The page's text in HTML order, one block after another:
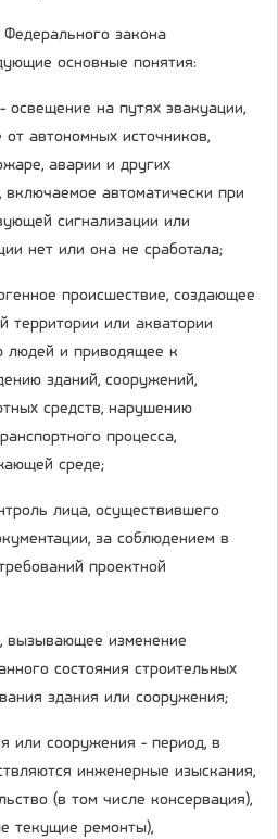
закона
основные понятия:
освещение на путях эвакуации,
автономных источников,
аварии и других
включаемое автоматически при
сигнализации или
нет или она не сработала;
происшествие, создающее
территории или акватории
людей и приводящее к
зданий, сооружений,
средств, нарушению
процесса,
среде;
лица, осуществившего
за соблюдением в
проектной
вызывающее изменение
состояния строительных
здания или сооружения;
или сооружения - период, в
инженерные изыскания,
(в том числе консервация),
текущие ремонты),